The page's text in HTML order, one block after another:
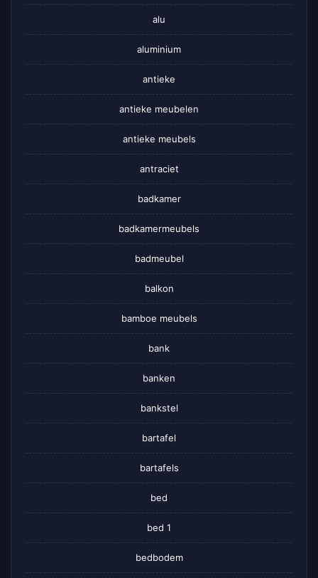
alu
aluminium
antieke
antieke meubelen
antieke meubels
antraciet
badkamer
badkamermeubels
badmeubel
balkon
bamboe meubels
bank
banken
bankstel
bartafel
bartafels
bed
bed 1
bedbodem